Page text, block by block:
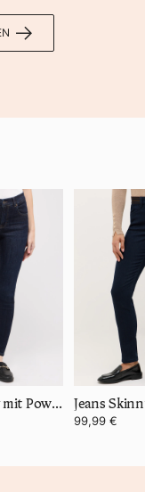
Jeans Skinny mit Power Stretch Denim Jeans
99,99 €